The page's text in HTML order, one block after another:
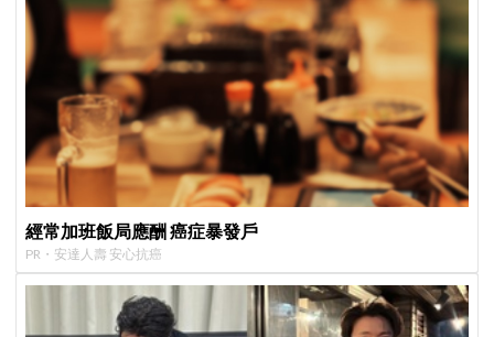
經常加班飯局應酬 癌症暴發戶
PR・安達人壽 安心抗癌